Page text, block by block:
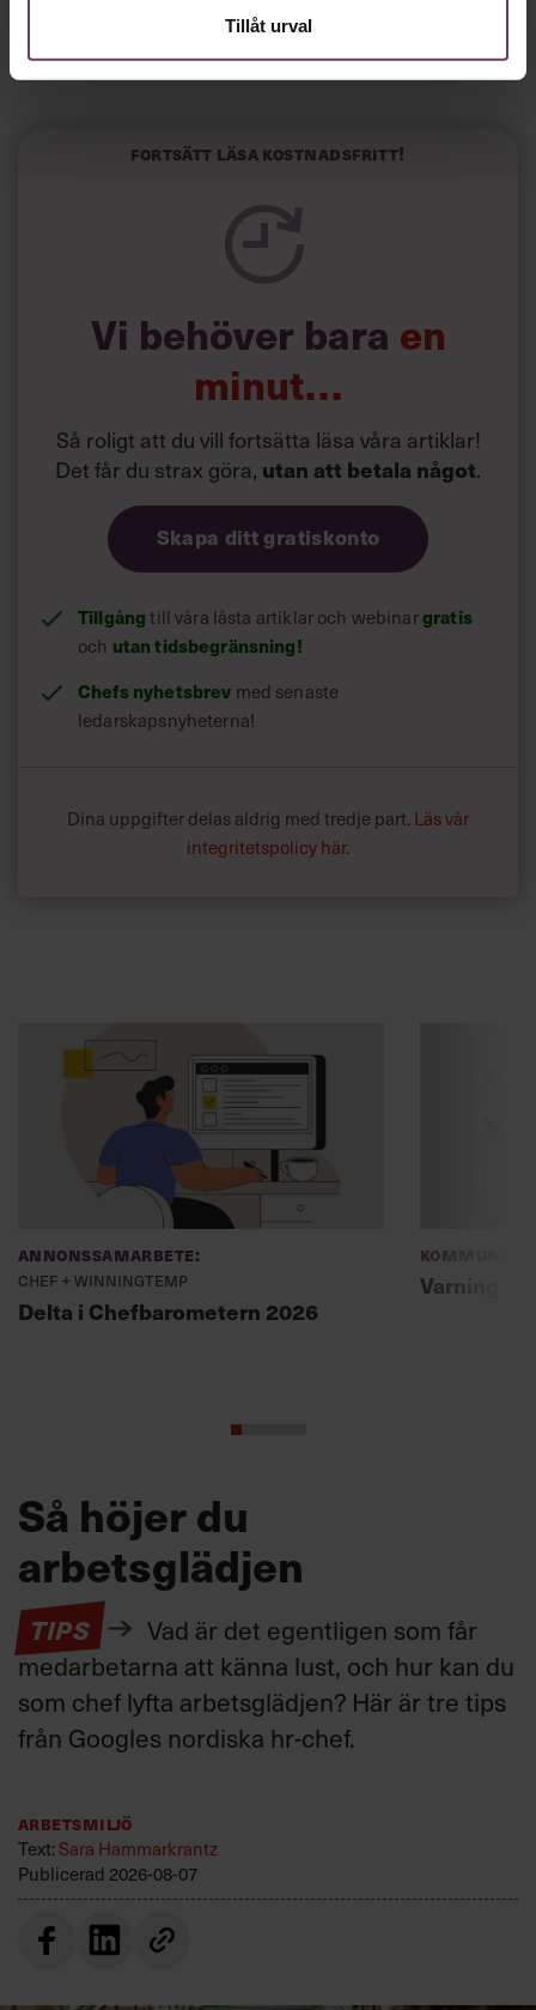
Tillåt urval
Horwitz har nu utvecklat sitt trick till en affärsidé: appen
kortfattat slarviga vd-stilen.
Fortsätt läsa kostnadsfritt!
Vi behöver bara en
minut…
Så roligt att du vill fortsätta läsa våra artiklar!
Det får du strax göra, utan att betala något.
Skapa ditt gratiskonto
Tillgångtill våra låsta artiklar och webinargratis
och utan tidsbegränsning!
Chefs nyhetsbrev med senaste
ledarskapsnyheterna!
Dina uppgifter delas aldrig med tredje part. Läs vår
integritetspolicy här.
Annonssamarbete:
Chef + Winningtemp
Delta i Chefbarometern 2026
Varning
Så höjer du
arbetsglädjen
TIPS
Vad är det egentligen som får
medarbetarna att känna lust, och hur kan du
som chef lyfta arbetsglädjen? Här är tre tips
från Googles nordiska hr-chef.
Arbetsmiljö
Text:Sara Hammarkrantz
Publicerad 2026-08-07